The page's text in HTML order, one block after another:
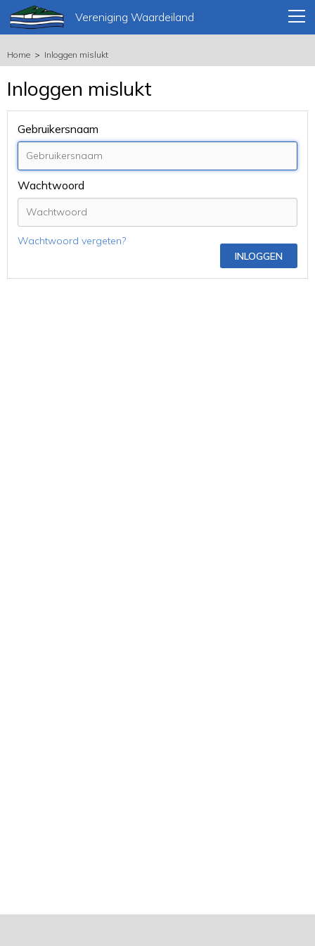
Vereniging Waardeiland
Home Inloggen mislukt
Inloggen mislukt
Gebruikersnaam
Wachtwoord
Wachtwoord vergeten?